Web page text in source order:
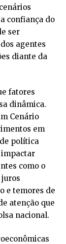
confiança do
ser
agentes
diante da
fatores
dinâmica.
Cenário
em
política
impactar
como o
e temores de
atenção que
nacional.